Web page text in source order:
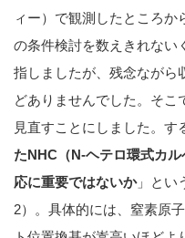
ィー）で観測したところ
の条件検討を数えきれない
指しましたが、残念ながら
どありませんでした。そこ
見直すことにしました。す
たNHC（N-ヘテロ環式カ
応に重要ではないか」とい
2）。具体的には、窒素原